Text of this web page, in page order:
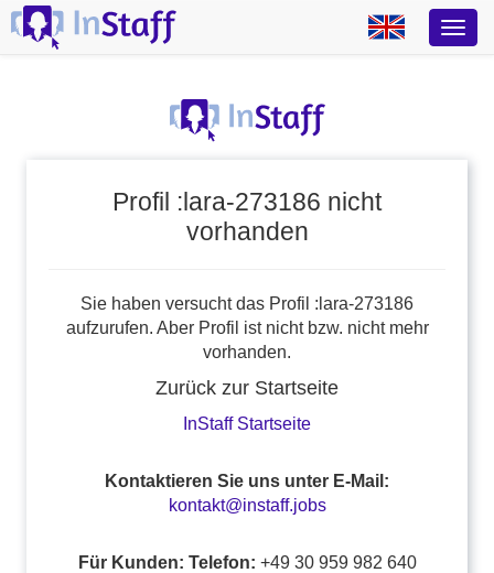
Profil :lara-273186 nicht
vorhanden
Sie haben versucht das Profil :lara-273186
aufzurufen. Aber Profil ist nicht bzw. nicht mehr
vorhanden.
Zurück zur Startseite
InStaff Startseite
Kontaktieren Sie uns unter E-Mail:
kontakt@instaff.jobs
Für Kunden: Telefon: +49 30 959 982 640